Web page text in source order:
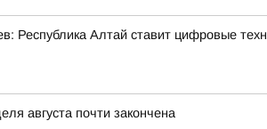
Республика Алтай ставит цифровые
августа почти закончена